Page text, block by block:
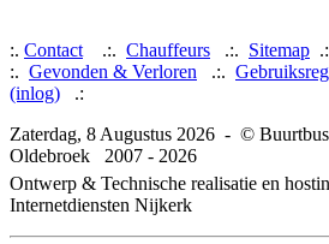
:. Contact.:. Chauffeurs .:. Sitemap .:
:. Gevonden & Verloren .:.
(inlog) .:
Zaterdag, 8 Augustus 2026 - ©
Oldebroek 2007 - 2026
Ontwerp & Technische realisatie en
Internetdiensten Nijkerk